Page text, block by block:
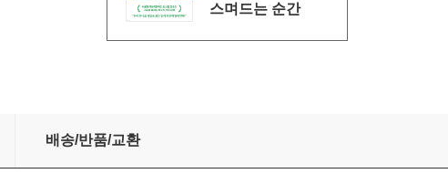
스며드는 순간
배송/반품/교환